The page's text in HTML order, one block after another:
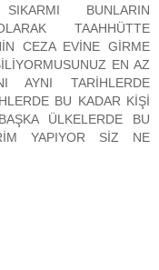
BUNLARIN
TAAHHÜTTE
CEZA EVİNE GİRME
EN AZ
AYNI TARİHLERDE
BU KADAR KİŞİ
ÜLKELERDE BU
YAPIYOR SİZ NE